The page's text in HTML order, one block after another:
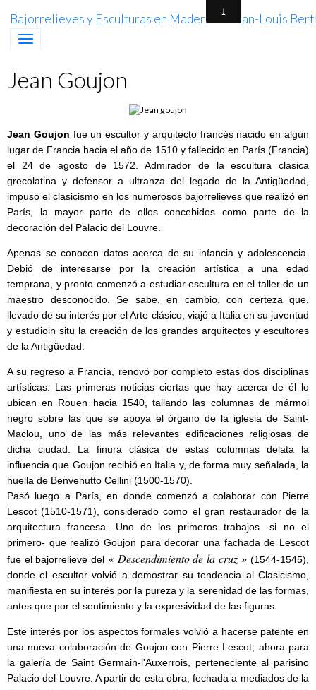
Bajorrelieves y Esculturas en Madera de Jean-Louis
Jean Goujon
Jean Goujon fue un escultor y arquitecto francés nacido en algún
lugar de Francia hacia el año de 1510 y fallecido en París (Francia)
el 24 de agosto de 1572. Admirador de la escultura clásica
grecolatina y defensor a ultranza del legado de la Antigüedad,
impuso el clasicismo en los numerosos bajorrelieves que realizó en
París, la mayor parte de ellos concebidos como parte de la
decoración del Palacio del Louvre.
Apenas se conocen datos acerca de su infancia y adolescencia.
Debió de interesarse por la creación artística a una edad
temprana, y pronto comenzó a estudiar escultura en el taller de un
maestro desconocido. Se sabe, en cambio, con certeza que,
llevado de su interés por el Arte clásico, viajó a Italia en su juventud
y estudioin situ la creación de los grandes arquitectos y escultores
de la Antigüedad.
A su regreso a Francia, renovó por completo estas dos disciplinas
artísticas. Las primeras noticias ciertas que hay acerca de él lo
ubican en Rouen hacia 1540, tallando las columnas de mármol
negro sobre las que se apoya el órgano de la iglesia de Saint-
Maclou, uno de las más relevantes edificaciones religiosas de
dicha ciudad. La finura clásica de estas columnas delata la
influencia que Goujon recibió en Italia y, de forma muy señalada, la
huella de Benvenutto Cellini (1500-1570).
Pasó luego a París, en donde comenzó a colaborar con Pierre
Lescot (1510-1571), considerado como el gran restaurador de la
arquitectura francesa. Uno de los primeros trabajos -si no el
primero- que realizó Goujon para decorar una fachada de Lescot
fue el bajorrelieve del « Descendimiento de la cruz » (1544-1545),
donde el escultor volvió a demostrar su tendencia al Clasicismo,
manifiesta en su interés por la pureza y la serenidad de las formas,
antes que por el sentimiento y la expresividad de las figuras.
Este interés por los aspectos formales volvió a hacerse patente en
una nueva colaboración de Goujon con Pierre Lescot, ahora para
la galería de Saint Germain-l'Auxerrois, perteneciente al parisino
Palacio del Louvre. A partir de esta obra, fechada a mediados de la